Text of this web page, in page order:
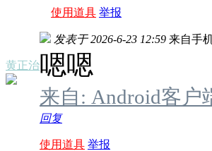
使用道具 举报
黄正治
发表于 2026-6-23 12:59 来自手
嗯嗯
来自: Android客户
回复
使用道具 举报